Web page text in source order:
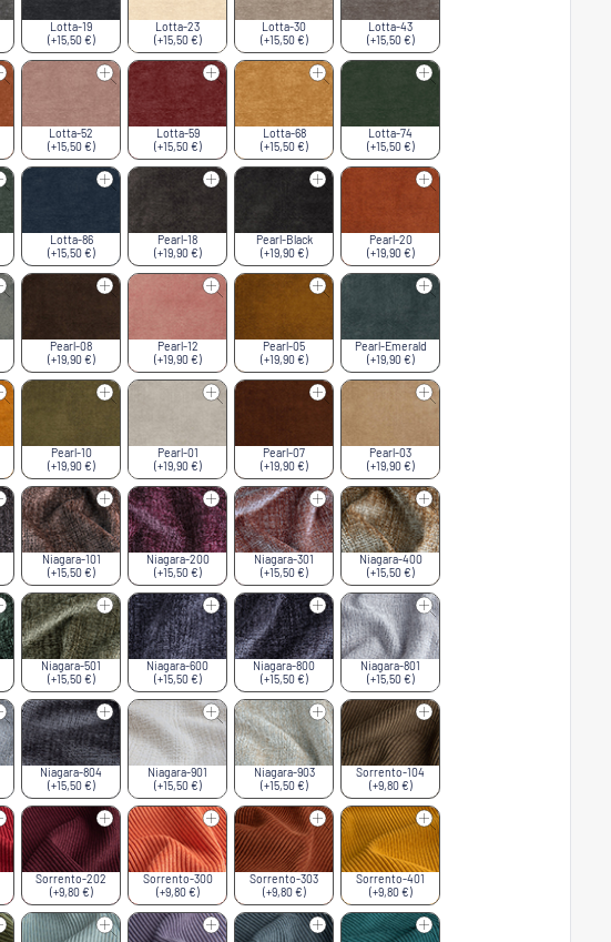
Lotta-19
(+15,50 €)
Lotta-23
(+15,50 €)
Lotta-30
(+15,50 €)
Lotta-43
(+15,50 €)
Lotta-52
(+15,50 €)
Lotta-59
(+15,50 €)
Lotta-68
(+15,50 €)
Lotta-74
(+15,50 €)
Lotta-86
(+15,50 €)
Pearl-18
(+19,90 €)
Pearl-Black
(+19,90 €)
Pearl-20
(+19,90 €)
Pearl-08
(+19,90 €)
Pearl-12
(+19,90 €)
Pearl-05
(+19,90 €)
Pearl-Emerald
(+19,90 €)
Pearl-10
(+19,90 €)
Pearl-01
(+19,90 €)
Pearl-07
(+19,90 €)
Pearl-03
(+19,90 €)
Niagara-101
(+15,50 €)
Niagara-200
(+15,50 €)
Niagara-301
(+15,50 €)
Niagara-400
(+15,50 €)
Niagara-501
(+15,50 €)
Niagara-600
(+15,50 €)
Niagara-800
(+15,50 €)
Niagara-801
(+15,50 €)
Niagara-804
(+15,50 €)
Niagara-901
(+15,50 €)
Niagara-903
(+15,50 €)
Sorrento-104
(+9,80 €)
Sorrento-202
(+9,80 €)
Sorrento-300
(+9,80 €)
Sorrento-303
(+9,80 €)
Sorrento-401
(+9,80 €)